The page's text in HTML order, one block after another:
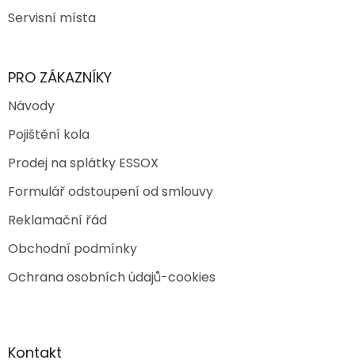
Servisní místa
PRO ZÁKAZNÍKY
Návody
Pojištění kola
Prodej na splátky ESSOX
Formulář odstoupení od smlouvy
Reklamační řád
Obchodní podmínky
Ochrana osobních údajů-cookies
Kontakt